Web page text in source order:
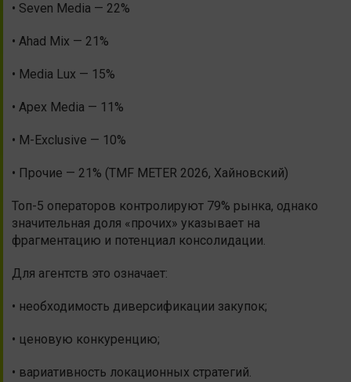
• Seven Media — 22%
• Ahad Mix — 21%
• Media Lux — 15%
• Apex Media — 11%
• M-Exclusive — 10%
• Прочие — 21% (TMF METER 2026, Хайновский)
Топ-5 операторов контролируют 79% рынка, однако
значительная доля «прочих» указывает на
фрагментацию и потенциал консолидации.
Для агентств это означает:
• необходимость диверсификации закупок;
• ценовую конкуренцию;
• вариативность локационных стратегий.